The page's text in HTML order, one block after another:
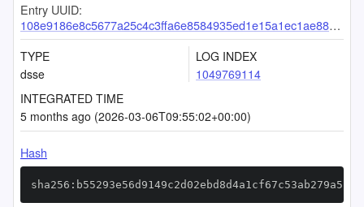
Entry UUID:
108e9186e8c5677a25c4c3ffa6e8584935ed1e15a1ec1ae88cb6f8e7452b65958bc68dd540fe7264
TYPE
dsse
LOG INDEX
1049769114
INTEGRATED TIME
5 months ago (2026-03-06T09:55:02+00:00)
Hash